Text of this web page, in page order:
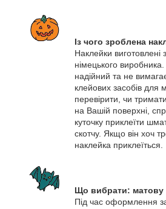
Із чого зроблена
Наклейки виготовлені з
німецького
надійний та не
клейових засобів
перевірити, чи
на Вашій поверхні,
куточку приклеїти
скотчу. Якщо він хоч
наклейка приклеїться.
Що вибрати: матову
Під час оформлення